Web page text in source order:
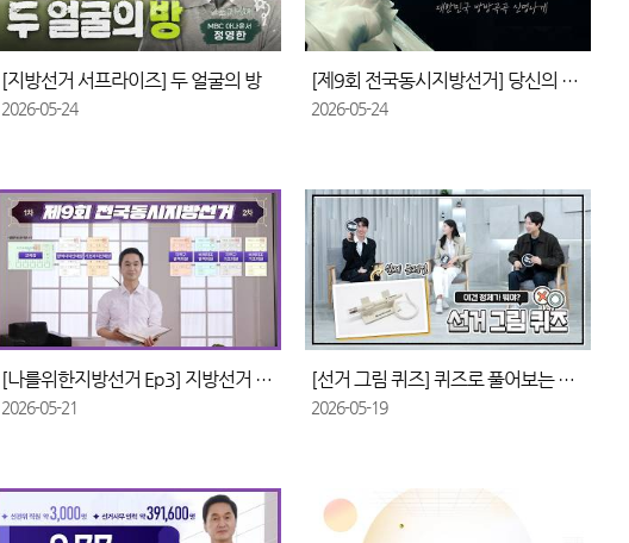
[지방선거 서프라이즈] 두 얼굴의 방
2026-05-24
[제9회 전국동시지방선거] 당신의 투표가 활짝 피어납니다!
2026-05-24
[나를위한지방선거 Ep3] 지방선거 투표 가이드
2026-05-21
[선거 그림 퀴즈] 퀴즈로 풀어보는 선거정보!
2026-05-19